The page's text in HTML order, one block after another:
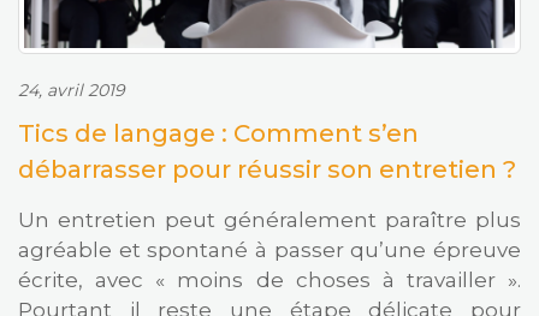
24, avril 2019
Tics de langage : Comment s’en
débarrasser pour réussir son entretien ?
Un entretien peut généralement paraître plus
agréable et spontané à passer qu’une épreuve
écrite, avec « moins de choses à travailler ».
Pourtant il reste une étape délicate pour